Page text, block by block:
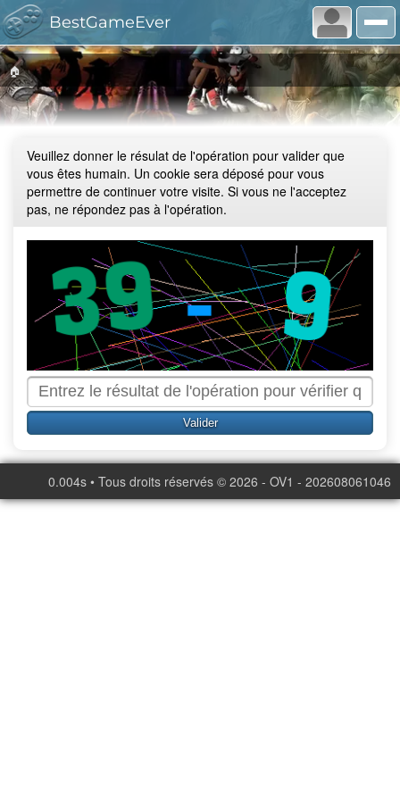
BestGameEver
🏠
Veuillez donner le résulat de l'opération pour valider que
vous êtes humain. Un cookie sera déposé pour vous
permettre de continuer votre visite. Si vous ne l'acceptez
pas, ne répondez pas à l'opération.
0.004s • Tous droits réservés © 2026 - OV1 - 202608061046